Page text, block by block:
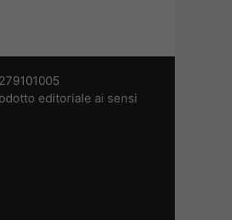
editoriale ai sensi